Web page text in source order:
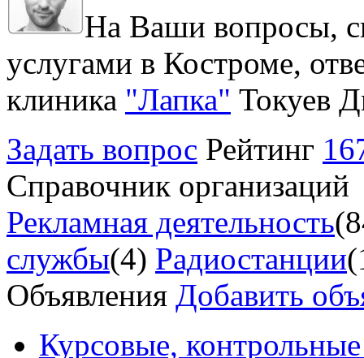
На Ваши вопросы,
услугами в Костроме,
клиника "Лапка" Токуев
Задать вопрос Рейтинг
Справочник организаций
Рекламная деятельность
службы(4) Радиостанции
Объявления Добавить
Курсовые,